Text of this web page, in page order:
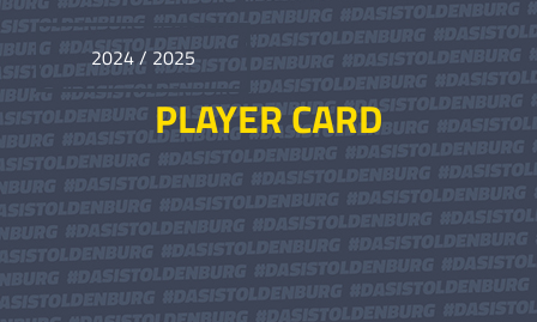
2024 / 2025
PLAYER CARD